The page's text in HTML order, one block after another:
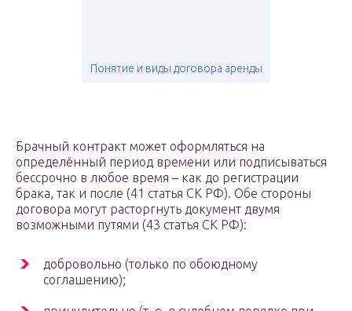
Понятие и виды договора аренды
Брачный контракт может оформляться на
определённый период времени или подписываться
бессрочно в любое время – как до регистрации
брака, так и после (41 статья СК РФ). Обе стороны
договора могут расторгнуть документ двумя
возможными путями (43 статья СК РФ):
добровольно (только по обоюдному
соглашению);